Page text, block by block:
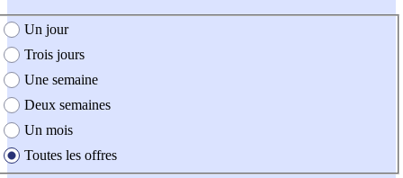
création de l'offre
Un jour
Trois jours
Une semaine
Deux semaines
Un mois
Toutes les offres